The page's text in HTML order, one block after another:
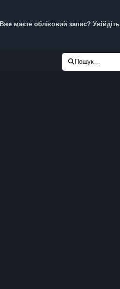
Вже маєте обліковий запис? Увійдіть
Пошук…